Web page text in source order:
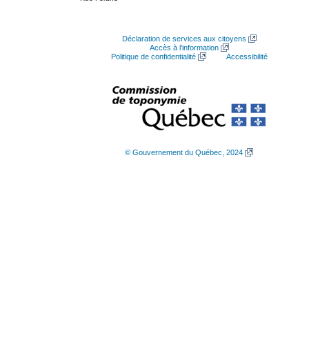
Déclaration de services aux citoyens
Accès à l’information
Politique de confidentialité
Accessibilité
© Gouvernement du Québec, 2024